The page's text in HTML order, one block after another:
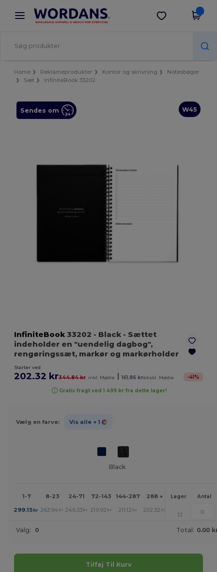
× Wordans-app
Bedre priser i appen!
Hent app
Home Reklameprodukter Kontor og skrivning
Notesbøger
Sæt
InfiniteBook 33202
W45
Sendes om
InfiniteBook 33202 - Black - Sættet
indeholder en "uendelig dagbog",
rengøringssæt, markør og markørholder
Starter ved
202.32 kr344.84 kr inkl. Mødre 161.86 krekskl. Mødre -41%
Gratis fragt ved 1 499 kr fra dette lager!
Vælg en farve: Vis alle + 1
Black
1-7 8-23 24-71 72-143 144-287 288 + Mere
Lager Antal
299.15kr 263.94 kr 246.33 kr 219.92 kr 211.12 kr 202.32 kr +
12
Valg: 0 Total: 0.00
Tilføj Til Kurv